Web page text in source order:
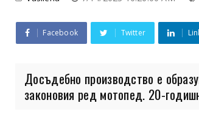
Facebook Twitter
Досъдебно производство е
законовия ред мотопед. 20-